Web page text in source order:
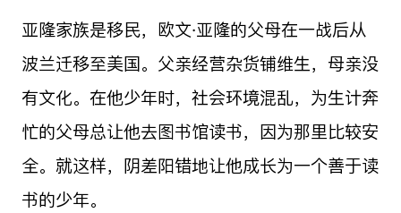
亚隆家族是移民，欧文·亚隆的父母在一战后从
波兰迁移至美国。父亲经营杂货铺维生，母亲没
有文化。在他少年时，社会环境混乱，为生计奔
忙的父母总让他去图书馆读书，因为那里比较安
全。就这样，阴差阳错地让他成长为一个善于读
书的少年。